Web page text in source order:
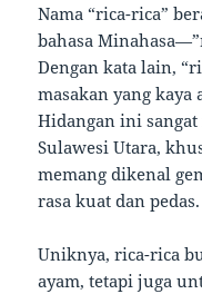
Nama “rica-rica”
bahasa
Dengan kata lain,
masakan yang kaya
Hidangan ini
Sulawesi Utara,
memang dikenal
rasa kuat dan pedas.
Uniknya, rica-rica
ayam, tetapi juga